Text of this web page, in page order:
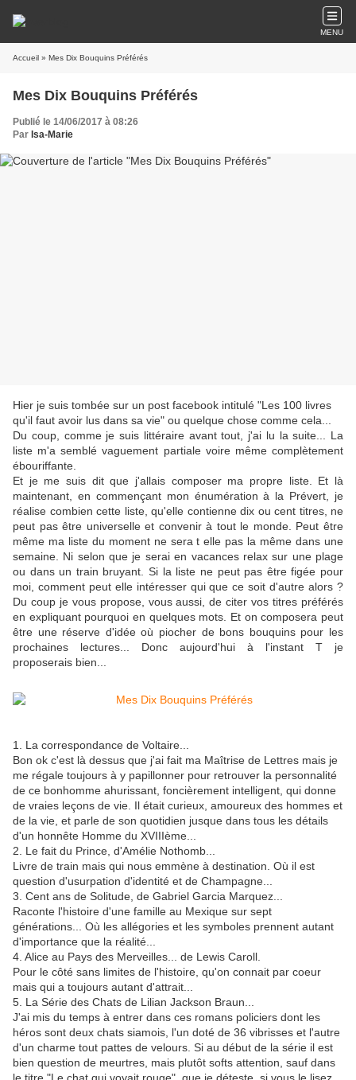
MENU
Accueil » Mes Dix Bouquins Préférés
Mes Dix Bouquins Préférés
Publié le 14/06/2017 à 08:26
Par Isa-Marie
Hier je suis tombée sur un post facebook intitulé "Les 100 livres
qu'il faut avoir lus dans sa vie" ou quelque chose comme cela...
Du coup, comme je suis littéraire avant tout, j'ai lu la suite... La
liste m'a semblé vaguement partiale voire même complètement
ébouriffante.
Et je me suis dit que j'allais composer ma propre liste. Et là
maintenant, en commençant mon énumération à la Prévert, je
réalise combien cette liste, qu'elle contienne dix ou cent titres, ne
peut pas être universelle et convenir à tout le monde. Peut être
même ma liste du moment ne sera t elle pas la même dans une
semaine. Ni selon que je serai en vacances relax sur une plage
ou dans un train bruyant. Si la liste ne peut pas être figée pour
moi, comment peut elle intéresser qui que ce soit d'autre alors ?
Du coup je vous propose, vous aussi, de citer vos titres préférés
en expliquant pourquoi en quelques mots. Et on composera peut
être une réserve d'idée où piocher de bons bouquins pour les
prochaines lectures... Donc aujourd'hui à l'instant T je
proposerais bien...
1. La correspondance de Voltaire...
Bon ok c'est là dessus que j'ai fait ma Maîtrise de Lettres mais je
me régale toujours à y papillonner pour retrouver la personnalité
de ce bonhomme ahurissant, foncièrement intelligent, qui donne
de vraies leçons de vie. Il était curieux, amoureux des hommes et
de la vie, et parle de son quotidien jusque dans tous les détails
d'un honnête Homme du XVIIIème...
2. Le fait du Prince, d'Amélie Nothomb...
Livre de train mais qui nous emmène à destination. Où il est
question d'usurpation d'identité et de Champagne...
3. Cent ans de Solitude, de Gabriel Garcia Marquez...
Raconte l'histoire d'une famille au Mexique sur sept
générations... Où les allégories et les symboles prennent autant
d'importance que la réalité...
4. Alice au Pays des Merveilles... de Lewis Caroll.
Pour le côté sans limites de l'histoire, qu'on connait par coeur
mais qui a toujours autant d'attrait...
5. La Série des Chats de Lilian Jackson Braun...
J'ai mis du temps à entrer dans ces romans policiers dont les
héros sont deux chats siamois, l'un doté de 36 vibrisses et l'autre
d'un charme tout pattes de velours. Si au début de la série il est
bien question de meurtres, mais plutôt softs attention, sauf dans